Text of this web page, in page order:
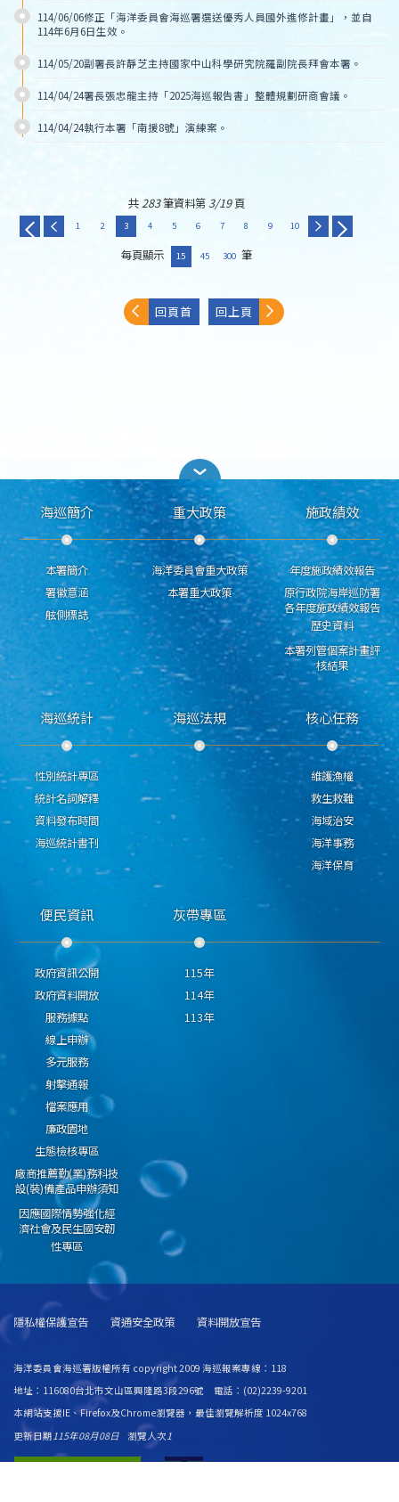
114/06/06修正「海洋委員會海巡署選送優秀人員國外進修計畫」，並自
114年6月6日生效。
114/05/20副署長許靜芝主持國家中山科學研究院羅副院長拜會本署。
114/04/24署長張忠龍主持「2025海巡報告書」整體規劃研商會議。
114/04/24執行本署「南援8號」演練案。
共283筆資料第 3/19頁
1 2 3 4 5 6 7 8 9 10
每頁顯示 15 45 300 筆
回頁首 回上頁
海巡簡介
本署簡介
署徽意涵
舷側標誌
重大政策
海洋委員會重大政策
本署重大政策
施政績效
年度施政績效報告
原行政院海岸巡防署
各年度施政績效報告
歷史資料
本署列管個案計畫評
核結果
海巡統計
性別統計專區
統計名詞解釋
資料發布時間
海巡統計書刊
海巡法規 核心任務
維護漁權
救生救難
海域治安
海洋事務
海洋保育
便民資訊
政府資訊公開
政府資料開放
服務據點
線上申辦
多元服務
射擊通報
檔案應用
廉政園地
生態檢核專區
廠商推薦勤(業)務科技
設(裝)備產品申辦須知
因應國際情勢強化經
濟社會及民生國安韌
性專區
灰帶專區
115年
114年
113年
隱私權保護宣告 資通安全政策 資料開放宣告
海洋委員會海巡署版權所有 copyright 2009 海巡報案專線：118
地址：116080台北市文山區興隆路3段296號 電話：(02)2239-9201
本網站支援IE、Firefox及Chrome瀏覽器，最佳瀏覽解析度 1024x768
更新日期 115年08月08日 瀏覽人次 1